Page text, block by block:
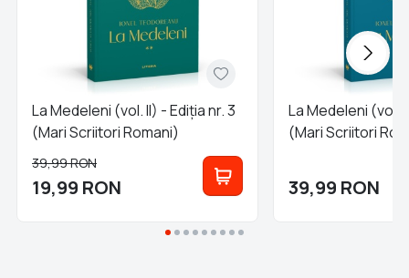
La Medeleni (vol. II) - Ediția nr. 3
(Mari Scriitori Romani)
19,99 RON
39,99RON
La Medeleni (vol.
(Mari Scriitori
39,99 RON